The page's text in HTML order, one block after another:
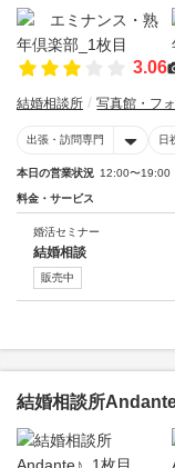
3.06
結婚相談所 写真館・フ
出張・訪問専門 日
本日の営業状況 12:00〜19:00
料金・サービス
婚活セミナー
結婚相談
販売中
結婚相談所